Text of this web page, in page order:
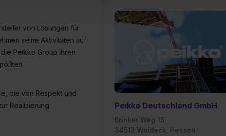
„Statistiken“ und „Social Media und Marketing“
Daten in die USA (Art. 49 Abs. 1 S. 1 lit. a) DS-GVO). Die USA
– Schrems II). Du kannst die von dir erteilte Einwilligung
über unsere Datenschutzerklärung unter dem Punkt
zu den einzelnen Cookies findest du durch Klick auf
Peikko Deutschland GmbH
Brinker Weg 15
34513 Waldeck, Hessen
von Lösungen für
seine Aktivitäten auf
Peikko Group ihren
die von Respekt und
Realisierung